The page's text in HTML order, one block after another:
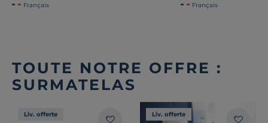
Français Français
TOUTE NOTRE OFFRE :
SURMATELAS
Liv. offerte Liv. offerte